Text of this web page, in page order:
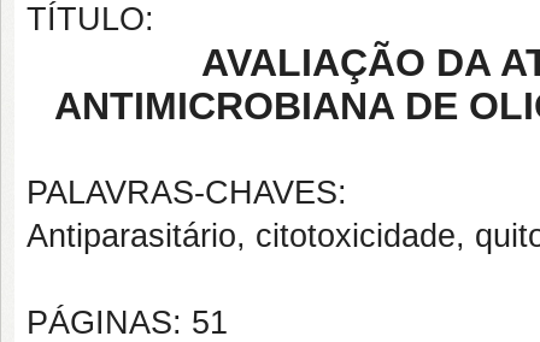
TÍTULO:
AVALIAÇÃO DA
ANTIMICROBIANA DE
PALAVRAS-CHAVES:
Antiparasitário, citotoxicidade,
PÁGINAS: 51